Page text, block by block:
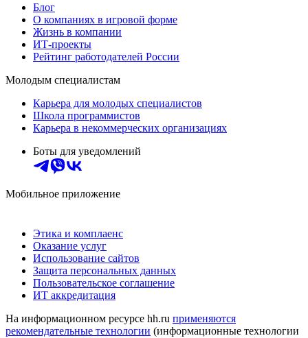
Блог
О компаниях в игровой форме
Жизнь в компании
ИТ-проекты
Рейтинг работодателей России
Молодым специалистам
Карьера для молодых специалистов
Школа программистов
Карьера в некоммерческих организациях
Боты для уведомлений
Мобильное приложение
Этика и комплаенс
Оказание услуг
Использование сайтов
Защита персональных данных
Пользовательское соглашение
ИТ аккредитация
На информационном ресурсе hh.ru применяются
рекомендательные технологии (информационные технологии